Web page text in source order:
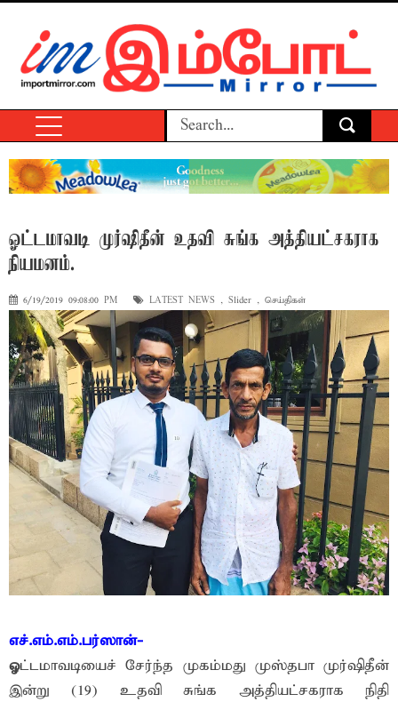
ஓட்டமாவடி முர்ஷிதீன் உதவி சுங்க அத்தியட்சகராக
நியமனம்.
6/19/2019 09:08:00 PM LATEST NEWS , Slider , செய்திகள்
எச்.எம்.எம்.பர்ஸான்-
ஓட்டமாவடியைச் சேர்ந்த முகம்மது முஸ்தபா முர்ஷிதீன்
இன்று (19) உதவி சுங்க அத்தியட்சகராக நிதி